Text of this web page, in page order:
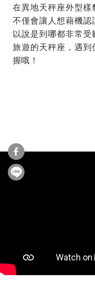
在異地天秤座外型樣
不僅會讓人想藉機
以說是到哪都非常
旅遊的天秤座，遇
握哦！